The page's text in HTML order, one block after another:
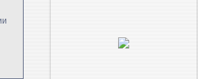
Авиамехники великие труженники
войны.